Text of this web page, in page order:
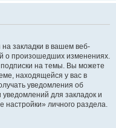
закладки в вашем веб-
о произошедших изменениях.
на темы. Вы можете
находящейся у вас в
уведомления об
для закладок и
настройки» личного раздела.